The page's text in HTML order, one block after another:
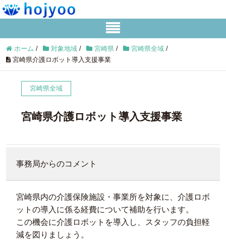
ホーム / 対象地域 / 宮崎県 / 宮崎県全域 /
宮崎県介護ロボット導入支援事業
宮崎県全域
宮崎県介護ロボット導入支援事業
事務局からのコメント
宮崎県内の介護保険施設・事業所を対象に、介護ロボ
ットの導入に係る経費について補助を行います。
この機会に介護ロボットを導入し、スタッフの負担軽
減を図りましょう。